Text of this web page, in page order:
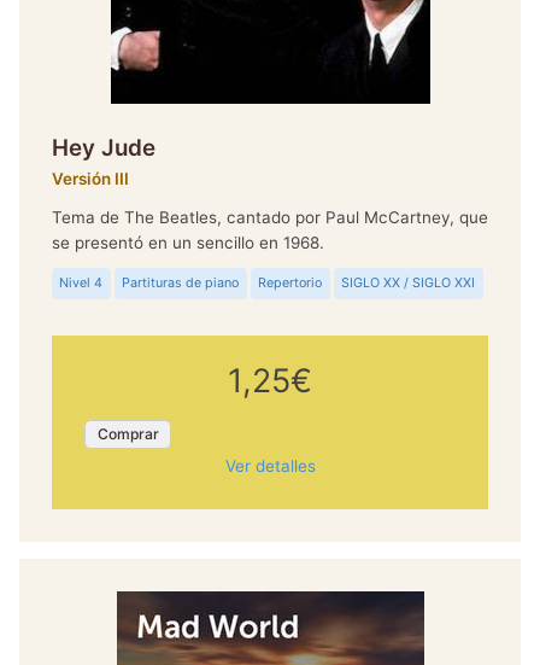
Hey Jude
Versión III
Tema de The Beatles, cantado por Paul McCartney, que
se presentó en un sencillo en 1968.
Nivel 4 Partituras de piano Repertorio SIGLO XX / SIGLO XXI
1,25€
Comprar
Ver detalles